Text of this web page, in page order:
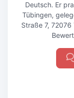
Deutsch. Er
Tübingen,
Straße 7, 72076